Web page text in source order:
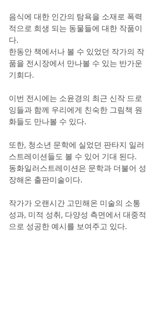
음식에 대한 인간의 탐욕을 소재로 폭력
적으로 희생 되는 동물들에 대한 작품이
다.
한동안 책에서나 볼 수 있었던 작가의 작
품을 전시장에서 만나볼 수 있는 반가운
기회다.
이번 전시에는 소윤경의 최근 신작 드로
잉들과 함께 우리에게 친숙한 그림책 원
화들도 만나볼 수 있다.
또한, 청소년 문학에 실었던 판타지 일러
스트레이션들도 볼 수 있어 기대 된다.
동화일러스트레이션은 문학과 더불어 성
장해온 출판미술이다.
작가가 오랜시간 고민해온 미술의 소통
성과, 미적 성취, 다양성 측면에서 대중적
으로 성공한 예시를 보여주고 있다.